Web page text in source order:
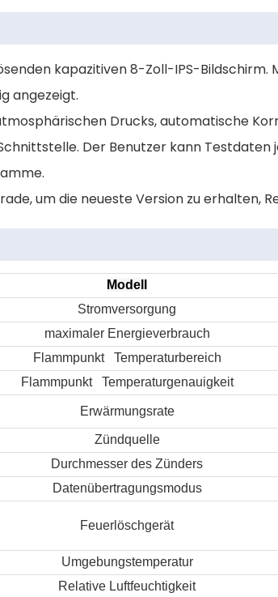
kapazitiven 8-Zoll-IPS-
angezeigt.
Drucks, automatische
Der Benutzer kann Testdaten
um die neueste Version zu
Modell
Stromversorgung
maximaler Energieverbrauch
Flammpunkt Temperaturbereich
Flammpunkt Temperaturgenauigkeit
Erwärmungsrate
Zündquelle
Durchmesser des Zünders
Datenübertragungsmodus
Feuerlöschgerät
Umgebungstemperatur
Relative Luftfeuchtigkeit